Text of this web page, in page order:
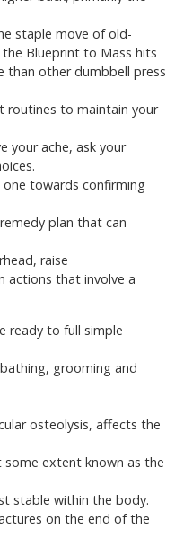
staple move of old-
Blueprint to Mass hits
other dumbbell press
routines to maintain your
your ache, ask your
towards confirming
plan that can
raise
actions that involve a
ready to full simple
grooming and
osteolysis, affects the
extent known as the
stable within the body.
on the end of the